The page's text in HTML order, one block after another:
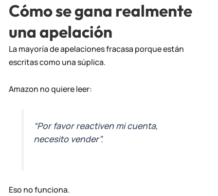
Cómo se gana realmente
una apelación
La mayoría de apelaciones fracasa porque están
escritas como una súplica.
Amazon no quiere leer:
“Por favor reactiven mi cuenta,
necesito vender”.
Eso no funciona.